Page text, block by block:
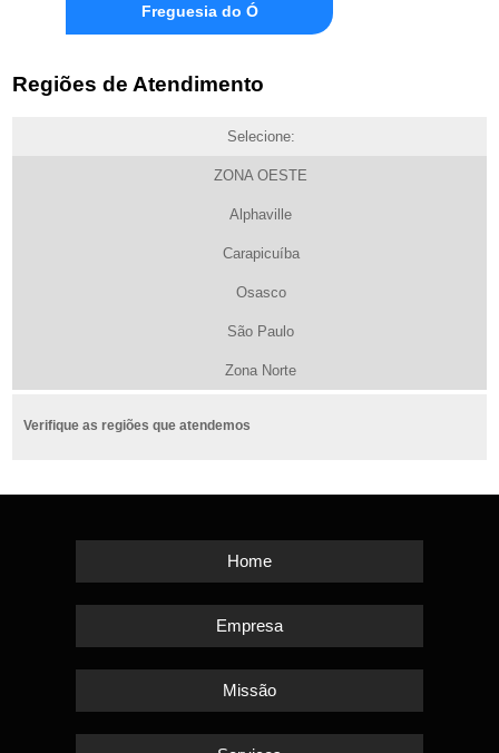
Freguesia do Ó
Regiões de Atendimento
Selecione:
ZONA OESTE
Alphaville
Carapicuíba
Osasco
São Paulo
Zona Norte
Verifique as regiões que atendemos
Home
Empresa
Missão